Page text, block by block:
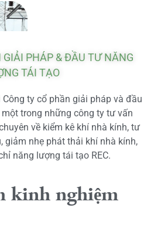
GIẢI PHÁP & ĐẦU TƯ NĂNG
TÁI TẠO
ty cổ phần giải pháp và đầu
trong những công ty tư vấn
về kiểm kê khí nhà kính, tư
giảm nhẹ phát thải khí nhà kính,
năng lượng tái tạo REC.
kinh nghiệm